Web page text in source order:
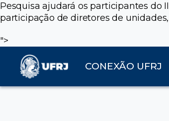
Pesquisa ajudará os participantes do
participação de diretores de
">
CONEXÃO UFRJ